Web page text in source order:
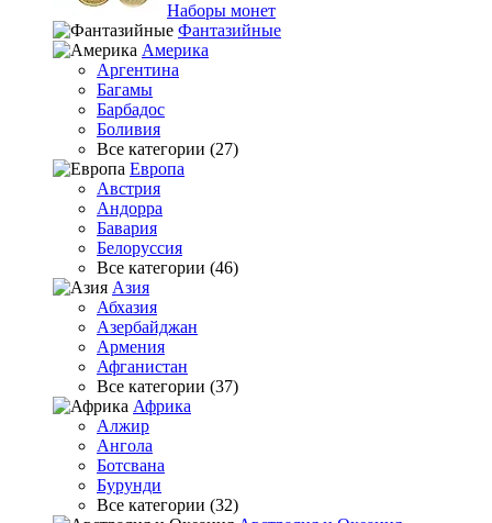
Наборы монет
Фантазийные
Америка
Аргентина
Багамы
Барбадос
Боливия
Все категории (27)
Европа
Австрия
Андорра
Бавария
Белоруссия
Все категории (46)
Азия
Абхазия
Азербайджан
Армения
Афганистан
Все категории (37)
Африка
Алжир
Ангола
Ботсвана
Бурунди
Все категории (32)